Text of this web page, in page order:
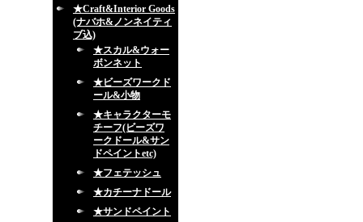
★Craft&Interior Goods
(ナバホ&ノンネイティ
ブ込)
★スカル&ウォー
ボンネット
★ビーズワークド
ール&小物
★キャラクターモ
チーフ(ビーズワ
ークドール&サン
ドペイントetc)
★フェテッシュ
★カチーナドール
★サンドペイント